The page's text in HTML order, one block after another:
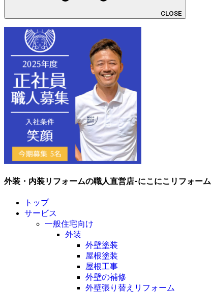
CLOSE
外装・内装リフォームの職人直営店-にこにこリフォーム
トップ
サービス
一般住宅向け
外装
外壁塗装
屋根塗装
屋根工事
外壁の補修
外壁張り替えリフォーム